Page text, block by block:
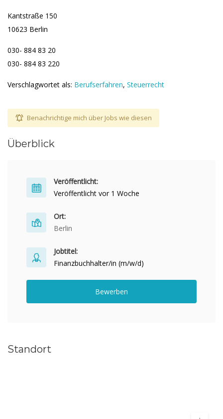
Kantstraße 150
10623 Berlin
030- 884 83 20
030- 884 83 220
Verschlagwortet als: Berufserfahren, Steuerrecht
Benachrichtige mich über Jobs wie diesen
Überblick
Veröffentlicht:
Veröffentlicht vor 1 Woche
Ort:
Berlin
Jobtitel:
Finanzbuchhalter/in (m/w/d)
Bewerben
Standort